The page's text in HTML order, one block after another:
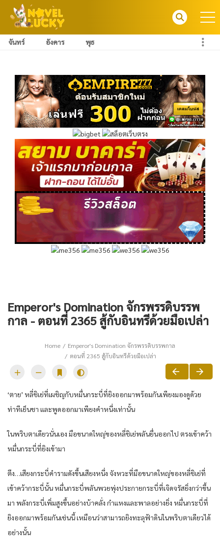
จันทร์ อังคาร พุธ
Emperor's Domination จักรพรรดิบรรพ
กาล - ตอนที่ 2365 สู้กับอินทรีด้วยมือเปล่า
Home
Emperor's Domination จักรพรรดิบรรพกาล
ตอนที่ 2365 สู้กับอินทรีด้วยมือเปล่า
‘ตาย’ หลี่ชิเย่ที่เผชิญกับหมื่นกระบี่ที่ยิงออกมาพร้อมกันเพียงมองดูด้วย
ท่าทีเย็นชา และพูดออกมาเพียงคำหนึ่งเท่านั้น
ในพริบตาเดียวนั่นเอง มือขนาดใหญ่ของหลี่ชิเย่พลันยื่นออกไป ตรงเข้าคว้า
หมื่นกระบี่ที่ยิงเข้ามา
ตึง…เสียงกระบี่คำรามดังขึ้นเสียงหนึ่ง จังหวะที่มือขนาดใหญ่ของหลี่ชิเย่ที่
เข้าคว้ากระบี่นั้น หมื่นกระบี่พลันพวยพุ่งประกายกระบี่ที่เจิดจรัสยิ่งกว่าขึ้น
มา พลังกระบี่เพิ่มสูงขึ้นอย่างบ้าคลั่ง กำแหงและพาลอย่างยิ่ง หมื่นกระบี่ที่
ยิงออกมาพร้อมกันเช่นนี้ เหมือนว่าสามารถยิงทะลุฟ้าดินในพริบตาเดียวได้
อย่างนั้น